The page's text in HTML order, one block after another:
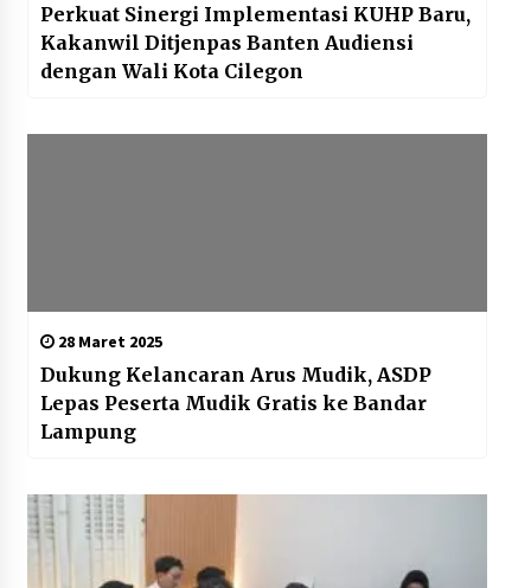
Perkuat Sinergi Implementasi KUHP Baru,
Kakanwil Ditjenpas Banten Audiensi
dengan Wali Kota Cilegon
28 Maret 2025
Dukung Kelancaran Arus Mudik, ASDP
Lepas Peserta Mudik Gratis ke Bandar
Lampung